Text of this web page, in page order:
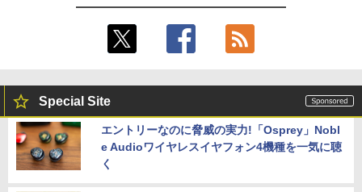
Special Site
エントリーなのに脅威の実力!「Osprey」Nobl
e Audioワイヤレスイヤフォン4機種を一気に聴
く